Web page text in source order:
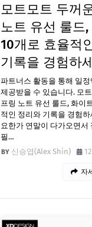
모트모트 두꺼
노트 유선 룰드
10개로 효율적
기록을 경험하
파트너스 활동을 통해 일
제공받을 수 있습니다. 모
프링 노트 유선 룰드, 화이
적인 정리와 기록을 경험하
요한가 연말이 다가오면서
필…
신승엽(Alex Shin)
자